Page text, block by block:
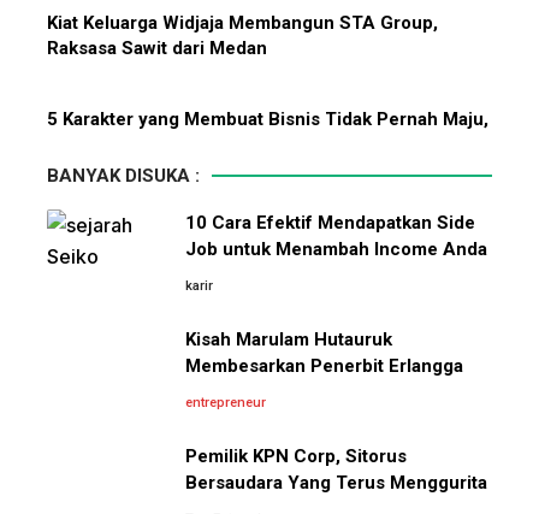
Menanti Solar B50: Mampukah
Menjadi Revolusi Baru Energi
Penghalang Menuju Kesuksesan
Kiat Keluarga Widjaja Membangun STA Group,
Raksasa Sawit dari Medan
5 Karakter yang Membuat Bisnis Tidak Pernah Maju,
Bermula Dari Sebuah Klinik Kecil, Group Sismadi
Kini Makin Berkibar Di Bisnis Kesehatan
Diselesaikan oleh AI
Cara Menggunakan Canva di ChatGPT untuk
5 Pelajaran Hidup dari Pendiri Traveloka untuk Anak
BANYAK DISUKA :
10 Cara Efektif Mendapatkan Side
Job untuk Menambah Income Anda
karir
Kisah Marulam Hutauruk
Membesarkan Penerbit Erlangga
entrepreneur
Pemilik KPN Corp, Sitorus
Bersaudara Yang Terus Menggurita